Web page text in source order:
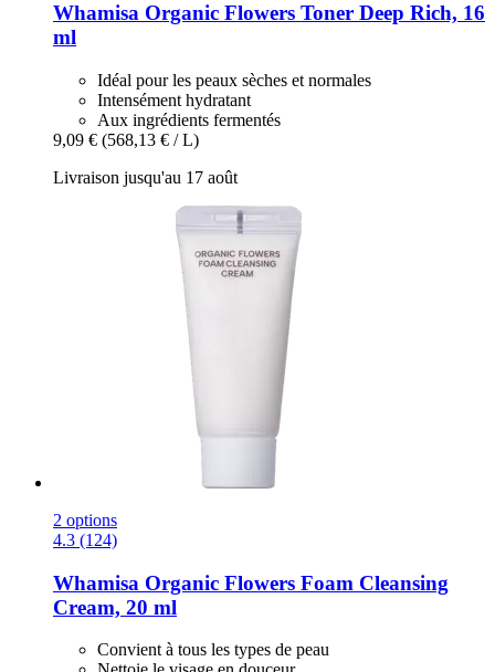
Whamisa Organic Flowers Toner Deep Rich, 16
ml
Idéal pour les peaux sèches et normales
Intensément hydratant
Aux ingrédients fermentés
9,09 € (568,13 € / L)
Livraison jusqu'au 17 août
2 options
4.3 (124)
Whamisa Organic Flowers Foam Cleansing
Cream, 20 ml
Convient à tous les types de peau